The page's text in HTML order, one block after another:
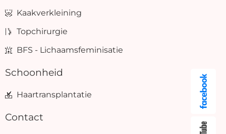
Kaakverkleining
Topchirurgie
BFS - Lichaamsfeminisatie
Schoonheid
Haartransplantatie
Contact